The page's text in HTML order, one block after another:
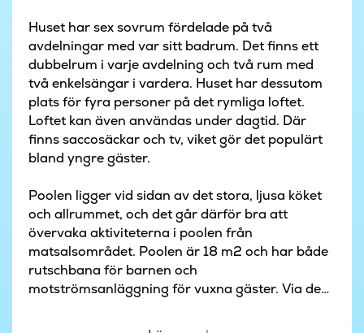
Huset har sex sovrum fördelade på två
avdelningar med var sitt badrum. Det finns ett
dubbelrum i varje avdelning och två rum med
två enkelsängar i vardera. Huset har dessutom
plats för fyra personer på det rymliga loftet.
Loftet kan även användas under dagtid. Där
finns saccosäckar och tv, viket gör det populärt
bland yngre gäster.
Poolen ligger vid sidan av det stora, ljusa köket
och allrummet, och det går därför bra att
övervaka aktiviteterna i poolen från
matsalsområdet. Poolen är 18 m2 och har både
rutschbana för barnen och
motströmsanläggning för vuxna gäster. Via den
poolen och vara med och leka. I poolavdelningen